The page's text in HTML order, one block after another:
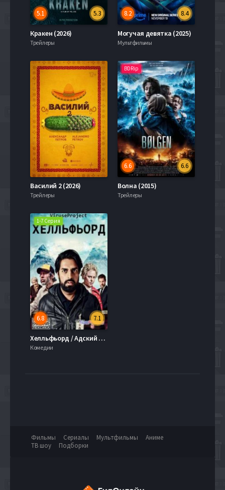
5.3
5.1
Кракен (2026)
Трейлеры
8.4
8.2
Могучая девятка (2025)
Мультфильмы
Василий 2 (2026)
Трейлеры
BDRip
6.6
6.6
Волна (2015)
Трейлеры
1-7 Серия
7.1
6.8
Хелльфьорд / Адский фьорд (1 сезон) (2013)
Комедии
Фильмы Сериалы Мультфильмы
Аниме
ТВ шоу
Подборки